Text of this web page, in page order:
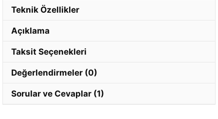
Teknik Özellikler
Açıklama
Taksit Seçenekleri
Değerlendirmeler (0)
Sorular ve Cevaplar (1)